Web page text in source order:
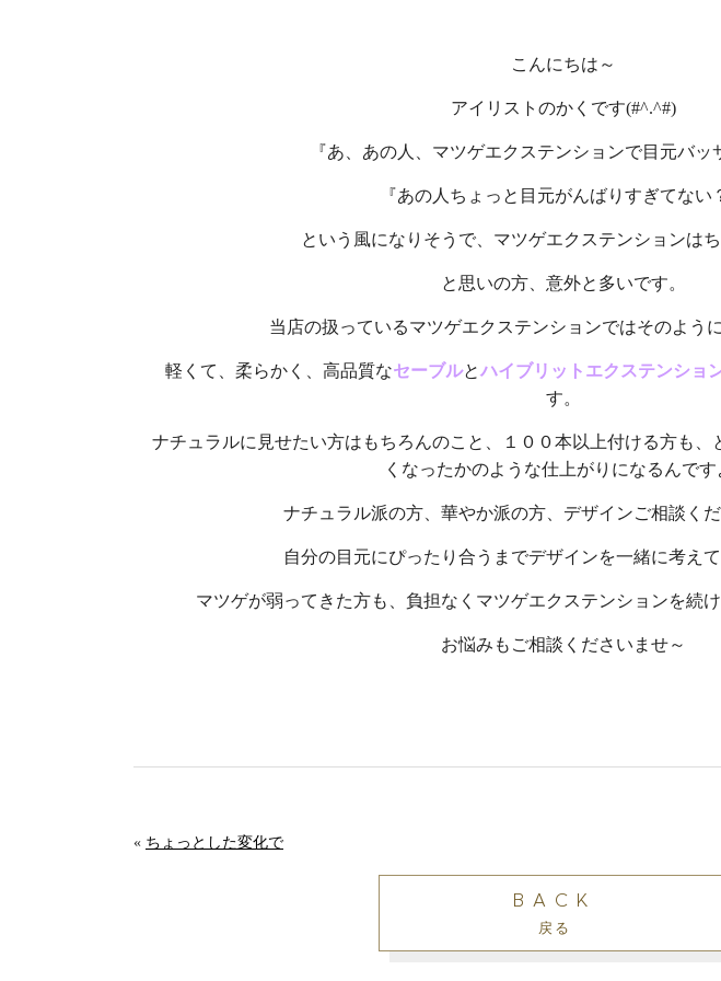
こんにちは～
アイリストのかくです(#^.^#)
『あ、あの人、マツゲエクステンションで目元バッ
『あの人ちょっと目元がんばりすぎてない
という風になりそうで、マツゲエクステンションはち
と思いの方、意外と多いです。
当店の扱っているマツゲエクステンションではそのよう
軽くて、柔らかく、高品質なセーブルとハイブリットエクステンショ
す。
ナチュラルに見せたい方はもちろんのこと、１００本以上付ける方も、
くなったかのような仕上がりになるんです
ナチュラル派の方、華やか派の方、デザインご相談くだ
自分の目元にぴったり合うまでデザインを一緒に考え
マツゲが弱ってきた方も、負担なくマツゲエクステンションを続
お悩みもご相談くださいませ～
« ちょっとした変化で
BACK
戻る